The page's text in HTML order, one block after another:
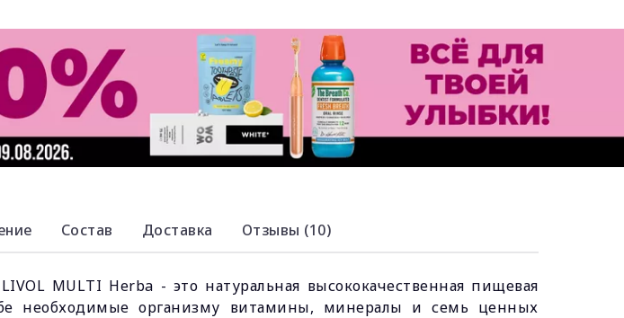
Состав Доставка Отзывы (10)
MULTI Herba - это натуральная высококачественная пищевая
необходимые организму витамины, минералы и семь ценных